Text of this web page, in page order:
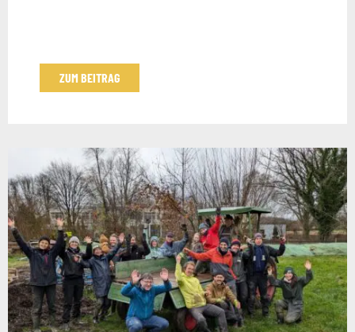
ZUM BEITRAG